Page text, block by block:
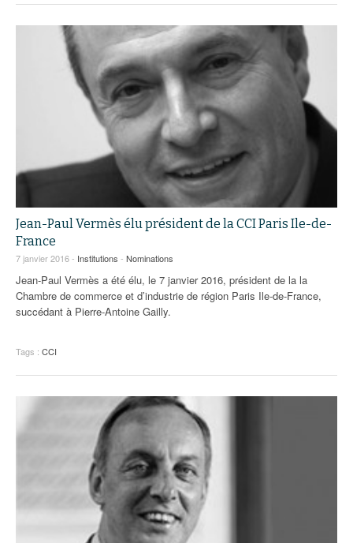
Jean-Paul Vermès élu président de la CCI Paris Ile-de-
France
7 janvier 2016 - Institutions - Nominations
Jean-Paul Vermès a été élu, le 7 janvier 2016, président de la la
Chambre de commerce et d’industrie de région Paris Ile-de-France,
succédant à Pierre-Antoine Gailly.
Tags : CCI